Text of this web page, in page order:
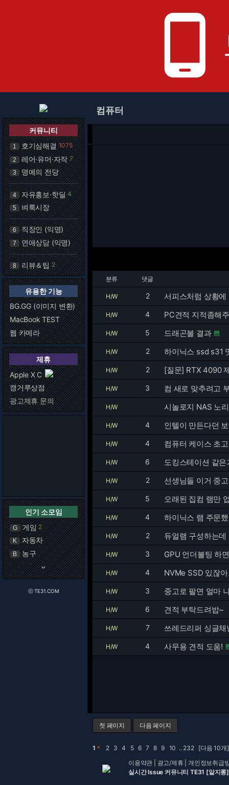
phone_android
커뮤니티
1 호기심해결 1075
2 레어·유머·자작 7
3 명예의 전당
4 자유홍보·핫딜 4
5 벼룩시장
6 직장인 (익명)
7 연애상담 (익명)
8 리뷰＆팁 2
유용한 기능
BG.GG (이미지 변환)
MacBook TEST
웹 카메라
제휴
Apple X C
캥거루상점
광고제휴 문의
인기 소모임
G 게임 2
K 자동차
B 농구
keyboard_arrow_down
ⓒ TE31.COM
컴퓨터
분류 댓글
H/W 2
H/W 4 PC견적 지적좀해
H/W 5 드래곤볼 결과 
H/W 2 하이닉스 ssd s31
H/W 2 [질문] RTX 4090
H/W 3 컴 새로 맞추려고
H/W 시놀로지 NAS 노
H/W 4 인텔이 만든다던
H/W 4 컴퓨터 케이스 초
H/W 6 도킹스테이션 같
H/W 2 선생님들 이거 중
H/W 5 오래된 집컴 램만
H/W 4 하이닉스 램 주문
H/W 2 듀얼램 구성하는
H/W 3 GPU 언더볼팅 하
H/W 4 NVMe SSD 있잖
H/W 3 중고로 팔면 얼마
H/W 6 견적 부탁드려밥~
H/W 7 쓰레드리퍼 싱글
H/W 4 사무용 견적 도움!
첫 페이지 다음 페이지
1 ＊ 2 3 4 5 6 7 8 9 10 ..232 [다음 10개]
이용약관
광고/제휴 |개인정보취급
실시간 Issue 커뮤니티 TE31 [알지